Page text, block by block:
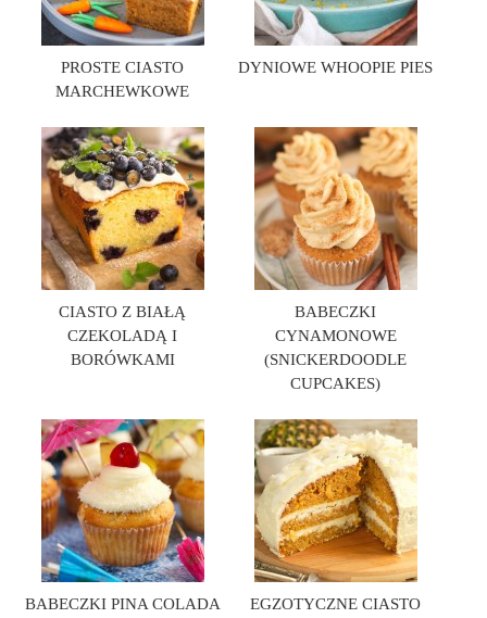
PROSTE CIASTO
MARCHEWKOWE
DYNIOWE WHOOPIE PIES
CIASTO Z BIAŁĄ
CZEKOLADĄ I
BORÓWKAMI
BABECZKI
CYNAMONOWE
(SNICKERDOODLE
CUPCAKES)
BABECZKI PINA COLADA
EGZOTYCZNE CIASTO